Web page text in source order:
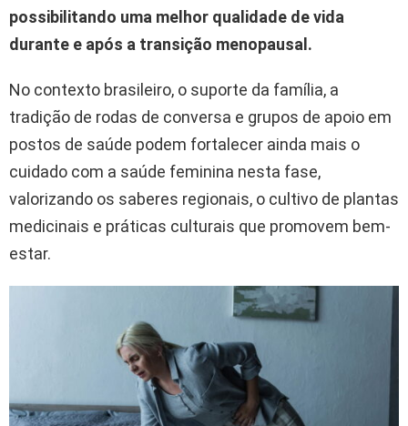
possibilitando uma melhor qualidade de vida
durante e após a transição menopausal.
No contexto brasileiro, o suporte da família, a
tradição de rodas de conversa e grupos de apoio em
postos de saúde podem fortalecer ainda mais o
cuidado com a saúde feminina nesta fase,
valorizando os saberes regionais, o cultivo de plantas
medicinais e práticas culturais que promovem bem-
estar.